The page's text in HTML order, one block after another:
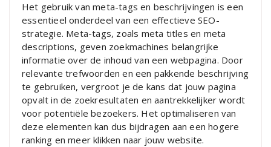
Het gebruik van meta-tags en beschrijvingen is een
essentieel onderdeel van een effectieve SEO-
strategie. Meta-tags, zoals meta titles en meta
descriptions, geven zoekmachines belangrijke
informatie over de inhoud van een webpagina. Door
relevante trefwoorden en een pakkende beschrijving
te gebruiken, vergroot je de kans dat jouw pagina
opvalt in de zoekresultaten en aantrekkelijker wordt
voor potentiële bezoekers. Het optimaliseren van
deze elementen kan dus bijdragen aan een hogere
ranking en meer klikken naar jouw website.